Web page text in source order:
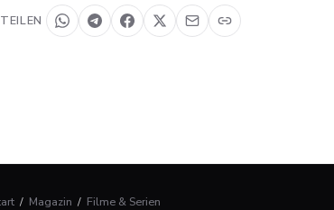
TEILEN
/ Magazin / Filme & Serien